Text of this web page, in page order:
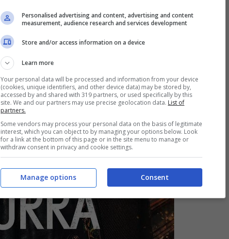
Personalised advertising and content, advertising and content
measurement, audience research and services development
Store and/or access information on a device
Learn more
Your personal data will be processed and information from your device
(cookies, unique identifiers, and other device data) may be stored by,
accessed by and shared with 319 partners, or used specifically by this
site. We and our partners may use precise geolocation data. List of
partners.
Some vendors may process your personal data on the basis of legitimate
interest, which you can object to by managing your options below. Look
for a link at the bottom of this page or in the site menu to manage or
withdraw consent in privacy and cookie settings.
Consent
Manage options